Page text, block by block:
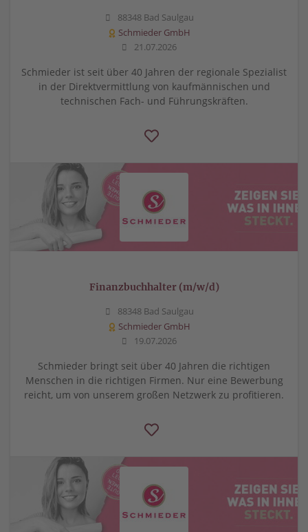
88348 Bad Saulgau
Schmieder GmbH
21.07.2026
Schmieder ist seit über 40 Jahren der regionale Spezialist
in der Direktvermittlung von kaufmännischen und
technischen Fach- und Führungskräften.
Finanzbuchhalter (m/w/d)
88348 Bad Saulgau
Schmieder GmbH
19.07.2026
Schmieder bringt seit über 40 Jahren die richtigen
Menschen in die richtigen Firmen. Nur eine Bewerbung
reicht, um von unserem großen Netzwerk zu profitieren.